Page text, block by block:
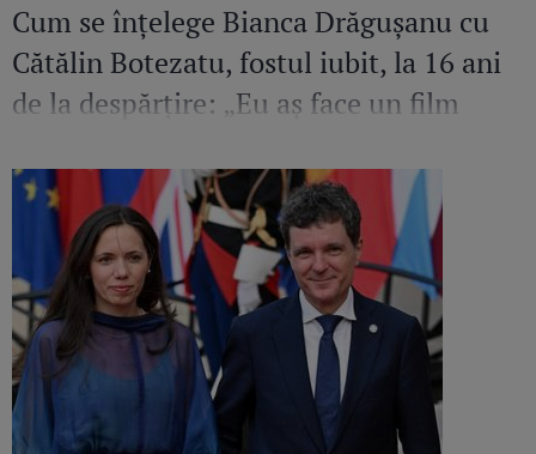
Cum se înțelege Bianca Drăgușanu cu
Cătălin Botezatu, fostul iubit, la 16 ani
de la despărțire: „Eu aș face un film
cunosc un om de calitatea aceasta”